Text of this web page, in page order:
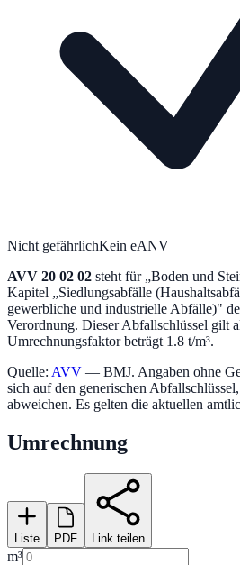
Nicht gefährlichKein eANV
AVV 20 02 02 steht für „Boden und
Kapitel „Siedlungsabfälle
gewerbliche und industrielle Abfälle)"
Verordnung. Dieser Abfallschlüssel gilt
Umrechnungsfaktor beträgt 1.8 t/m³.
Quelle: AVV — BMJ. Angaben ohne
sich auf den generischen
abweichen. Es gelten die aktuellen
Umrechnung
Liste PDF Link teilen
m³